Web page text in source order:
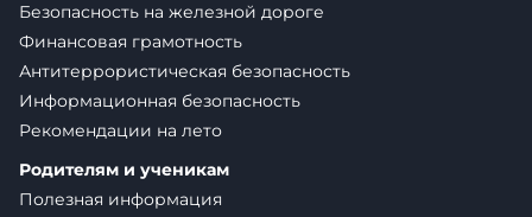
Безопасность на железной дороге
Финансовая грамотность
Антитеррористическая безопасность
Информационная безопасность
Рекомендации на лето
Родителям и ученикам
Полезная информация